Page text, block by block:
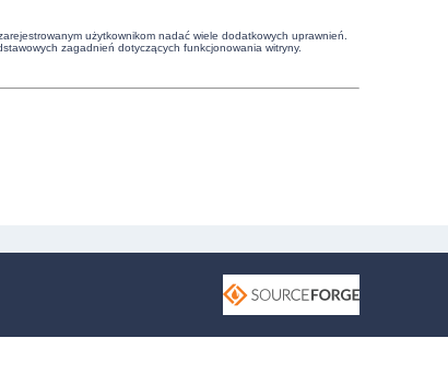
użytkownikom nadać wiele dodatkowych uprawnień.
zagadnień dotyczących funkcjonowania witryny.